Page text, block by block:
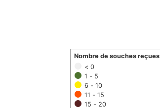
< 0
1 - 5
6 - 10
11 - 15
15 - 20
Nombre de souches reçues